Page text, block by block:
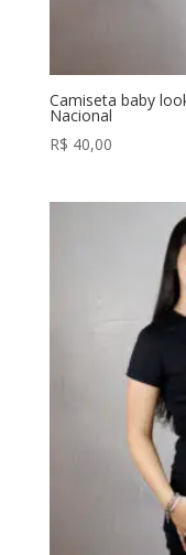
Camiseta baby
Nacional
R$ 40,00